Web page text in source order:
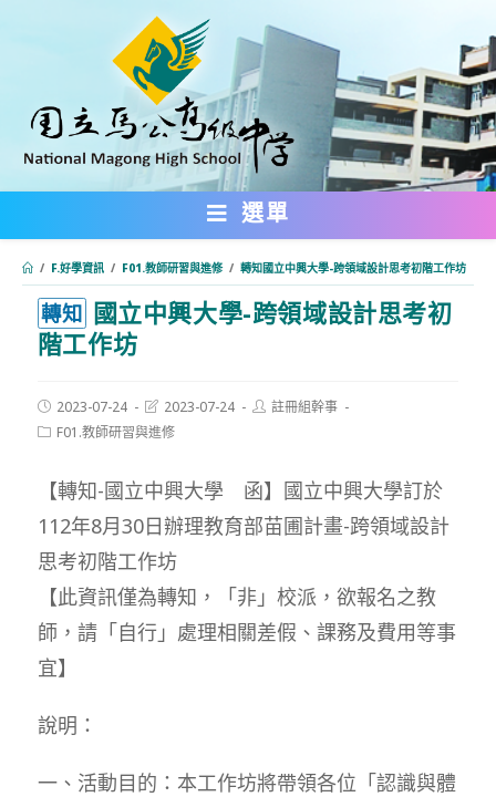
內
選單
/ F.好學資訊 / F01.教師研習與進修 / 轉知國立中興大學-跨領域設計思考初階工作坊
轉知 國立中興大學-跨領域設計思考初
階工作坊
Post
published:
2023-07-24
Post
last
modified:
2023-07-24
Post註冊組幹事
PostF01.教師研習與進修
【轉知-國立中興大學 函】國立中興大學訂於
112年8月30日辦理教育部苗圃計畫-跨領域設計
思考初階工作坊
【此資訊僅為轉知，「非」校派，欲報名之教
師，請「自行」處理相關差假、課務及費用等事
宜】
說明：
一、活動目的：本工作坊將帶領各位「認識與體